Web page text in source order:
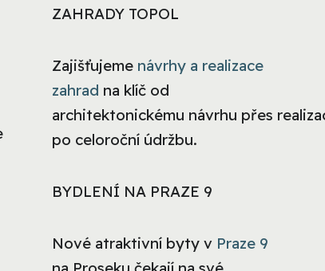
ZAHRADY TOPOL
Zajišťujeme návrhy a realizace
zahrad na klíč od
architektonickému návrhu přes
po celoroční údržbu.
BYDLENÍ NA PRAZE 9
Nové atraktivní byty v Praze 9